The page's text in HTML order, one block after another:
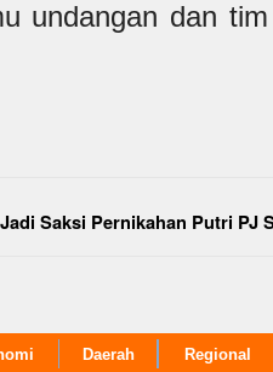
undangan dan
Saksi Pernikahan Putri PJ
Daerah
Regional